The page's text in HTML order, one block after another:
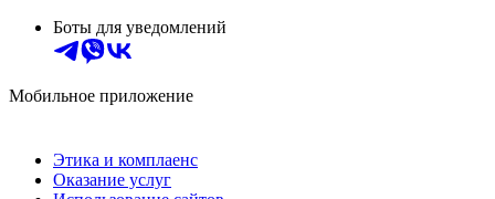
Боты для уведомлений
Мобильное приложение
Этика и комплаенс
Оказание услуг